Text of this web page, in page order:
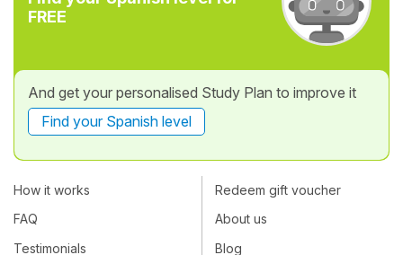
FREE
And get your personalised Study Plan to improve it
Find your Spanish level
How it works
FAQ
Testimonials
Redeem gift voucher
About us
Blog